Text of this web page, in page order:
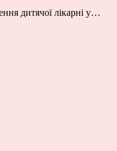
дитячої лікарні у…